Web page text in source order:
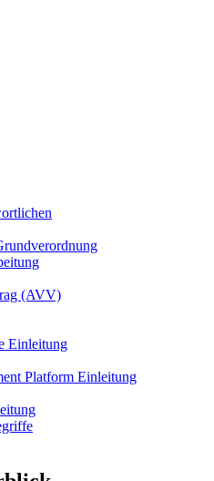
(AVV)
Einleitung
Platform Einleitung